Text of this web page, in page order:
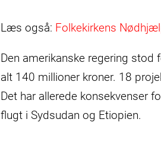
Læs også: Folkekirkens
Den amerikanske regering
alt 140 millioner kroner. 18
Det har allerede konsekvenser
flugt i Sydsudan og Etiopien.